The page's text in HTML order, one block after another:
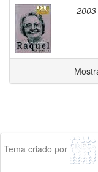
2003
Tema criado por